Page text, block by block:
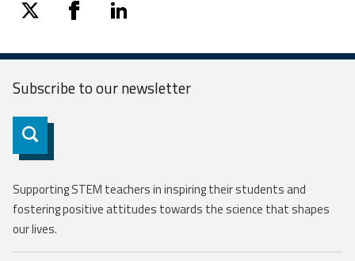
twitter facebooklinkedin
Subscribe to ournewsletter
Subscribe
Supporting STEM teachers in inspiring their students and
fostering positive attitudes towards the science that shapes
our lives.